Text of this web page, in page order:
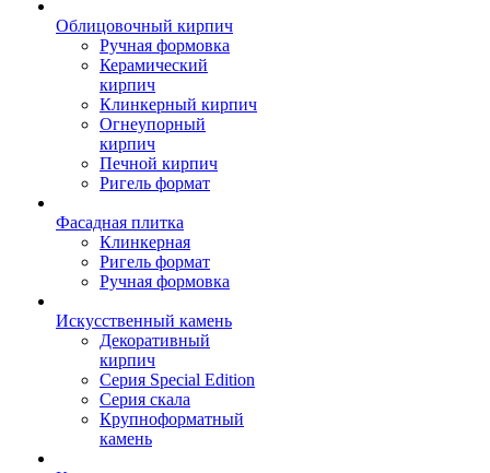
Облицовочный кирпич
Ручная формовка
Керамический
кирпич
Клинкерный кирпич
Огнеупорный
кирпич
Печной кирпич
Ригель формат
Фасадная плитка
Клинкерная
Ригель формат
Ручная формовка
Искусственный камень
Декоративный
кирпич
Серия Special Edition
Серия скала
Крупноформатный
камень